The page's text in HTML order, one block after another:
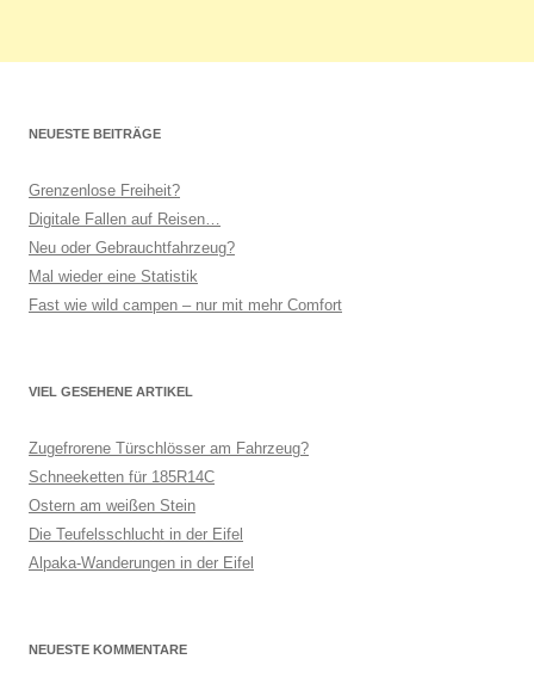
NEUESTE BEITRÄGE
Grenzenlose Freiheit?
Digitale Fallen auf Reisen…
Neu oder Gebrauchtfahrzeug?
Mal wieder eine Statistik
Fast wie wild campen – nur mit mehr Comfort
VIEL GESEHENE ARTIKEL
Zugefrorene Türschlösser am Fahrzeug?
Schneeketten für 185R14C
Ostern am weißen Stein
Die Teufelsschlucht in der Eifel
Alpaka-Wanderungen in der Eifel
NEUESTE KOMMENTARE